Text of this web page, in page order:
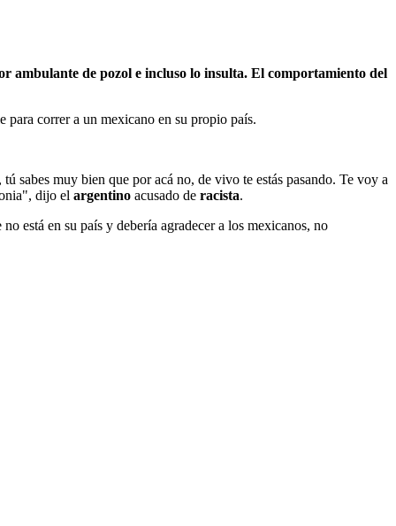
ambulante de pozol e incluso lo insulta. El comportamiento del
correr a un mexicano en su propio país.
sabes muy bien que por acá no, de vivo te estás pasando. Te voy a
dijo el argentino acusado de racista.
está en su país y debería agradecer a los mexicanos, no